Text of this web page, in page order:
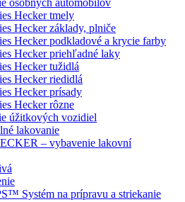
osobných automobilov
Hecker tmely
Hecker základy, plniče
Hecker podkladové a krycie farby
Hecker priehľadné laky
Hecker tužidlá
Hecker riedidlá
Hecker prísady
Hecker rôzne
úžitkových vozidiel
lakovanie
– vybavenie lakovní
Systém na prípravu a striekanie